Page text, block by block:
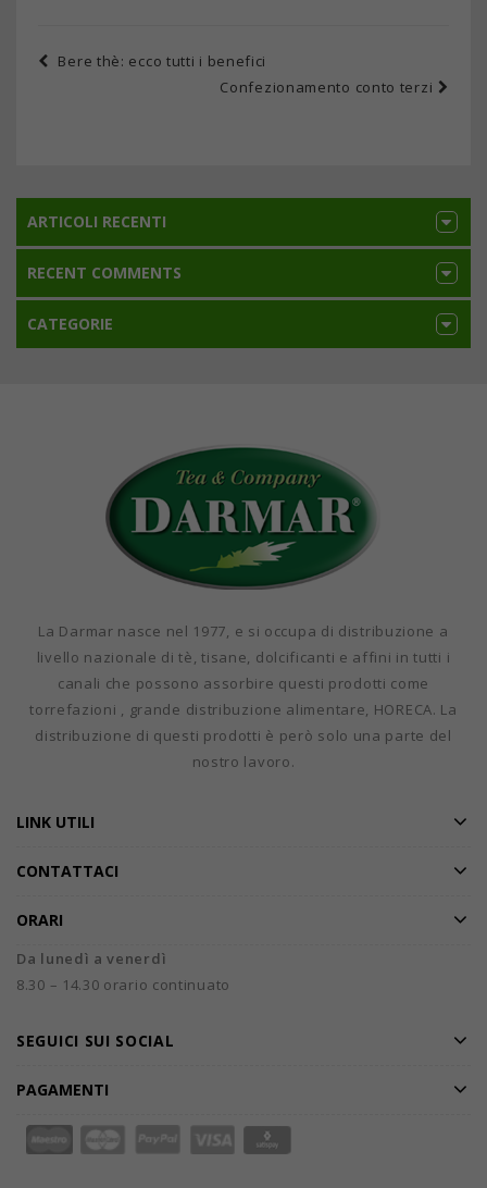
Bere thè: ecco tutti i benefici
Confezionamento conto terzi
ARTICOLI RECENTI
RECENT COMMENTS
CATEGORIE
La Darmar nasce nel 1977, e si occupa di distribuzione a
livello nazionale di tè, tisane, dolcificanti e affini in tutti i
canali che possono assorbire questi prodotti come
torrefazioni , grande distribuzione alimentare, HORECA. La
distribuzione di questi prodotti è però solo una parte del
nostro lavoro.
LINK UTILI
CONTATTACI
ORARI
Da lunedì a venerdì
8.30 – 14.30 orario continuato
SEGUICI SUI SOCIAL
PAGAMENTI